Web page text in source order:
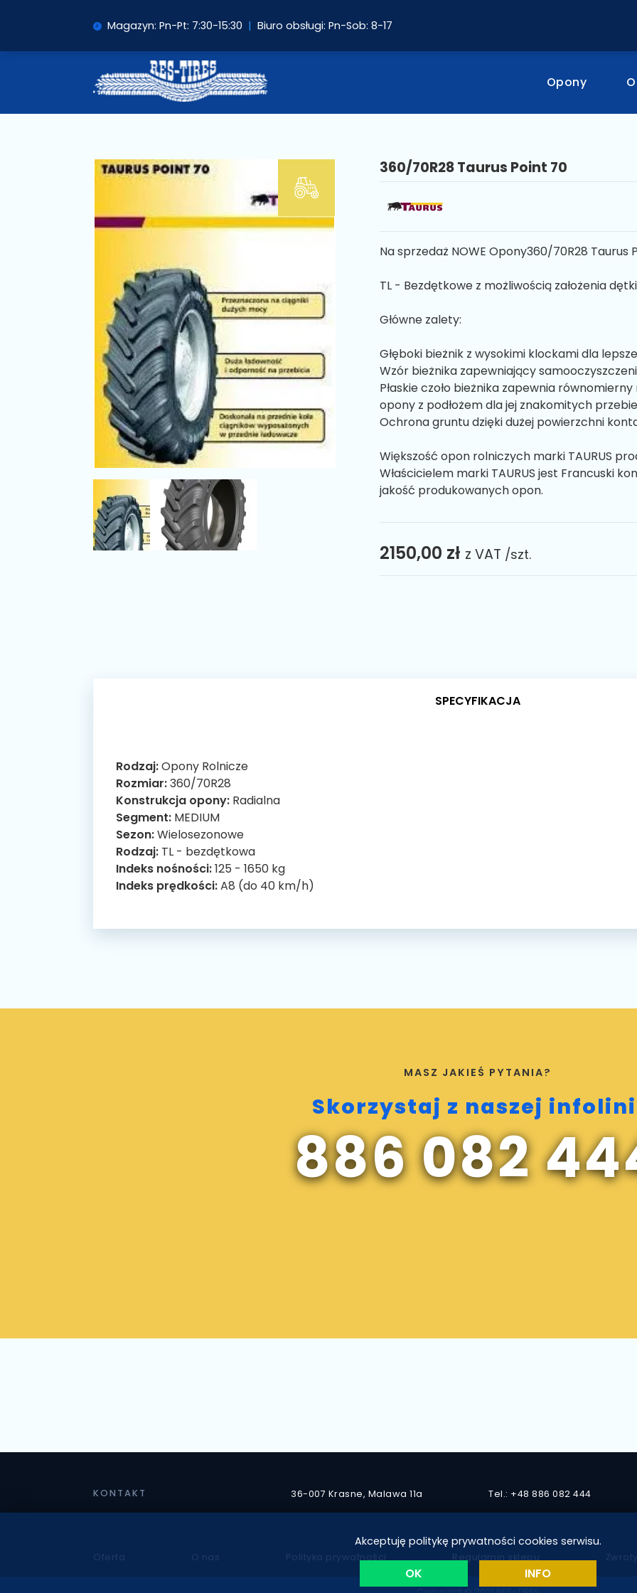
Magazyn: Pn-Pt: 7:30-15:30 | Biuro obsługi: Pn-Sob: 8-17
Opony
360/70R28 Taurus Point 70
Na sprzedaż NOWE Opony360/70R28 Taurus
TL - Bezdętkowe z możliwością założenia dętki
Główne zalety:
Głęboki bieżnik z wysokimi klockami dla
Wzór bieżnika zapewniający
Płaskie czoło bieżnika zapewnia
opony z podłożem dla jej znakomitych
Ochrona gruntu dzięki dużej powierzchni
Większość opon rolniczych marki TAURUS
Właścicielem marki TAURUS jest Francuski
jakość produkowanych opon.
2150,00 zł z VAT /szt.
SPECYFIKACJA
Rodzaj:Opony Rolnicze
Rozmiar:360/70R28
Konstrukcja opony: Radialna
Segment: MEDIUM
Sezon:Wielosezonowe
Rodzaj: TL - bezdętkowa
Indeks nośności:125 - 1650 kg
Indeks prędkości:A8 (do 40 km/h)
MASZ JAKIEŚ PYTANIA?
Skorzystaj z naszej
886 082
KONTAKT 36-007 Krasne, Malawa 11a Tel.: +48 886 082 444
Oferta O nas Polityka prywatności Regulamin sklepu
Akceptuję politykę prywatności cookies serwisu.
OK INFO